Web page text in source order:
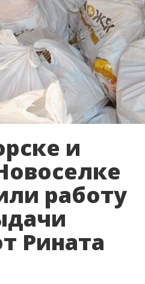
и
работу
Рината